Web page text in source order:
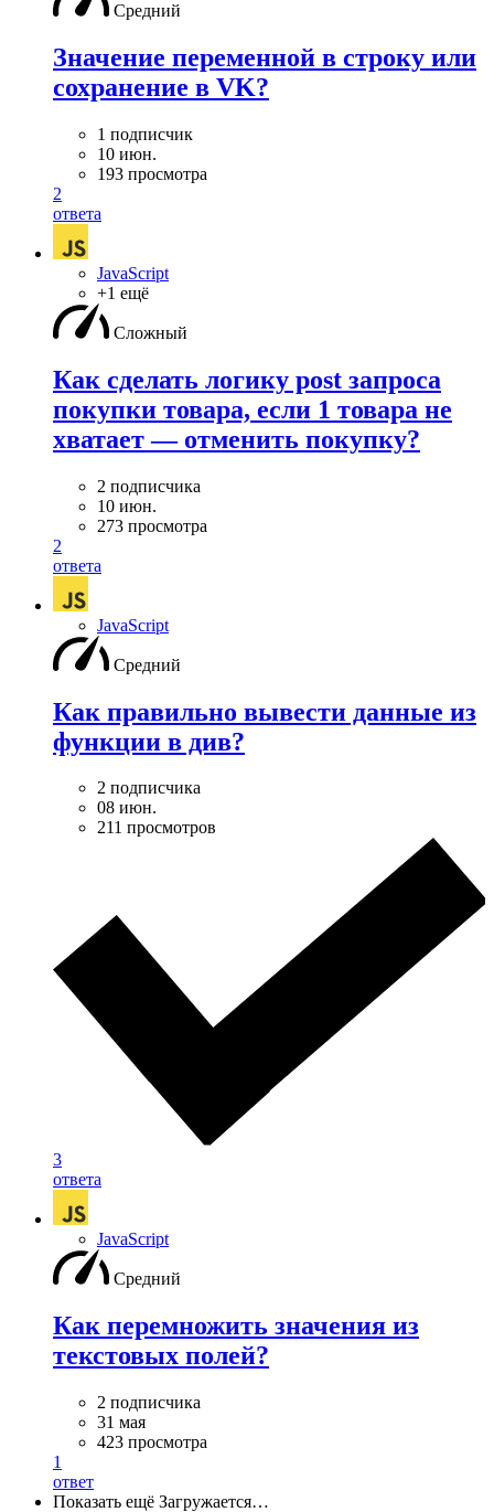
Средний
Значение переменной в строку или
сохранение в VK?
1 подписчик
10 июн.
193 просмотра
2
ответа
JavaScript
+1 ещё
Сложный
Как сделать логику post запроса
покупки товара, если 1 товара не
хватает — отменить покупку?
2 подписчика
10 июн.
273 просмотра
2
ответа
JavaScript
Средний
Как правильно вывести данные из
функции в див?
2 подписчика
08 июн.
211 просмотров
3
ответа
JavaScript
Средний
Как перемножить значения из
текстовых полей?
2 подписчика
31 мая
423 просмотра
1
ответ
Показать ещё Загружается…